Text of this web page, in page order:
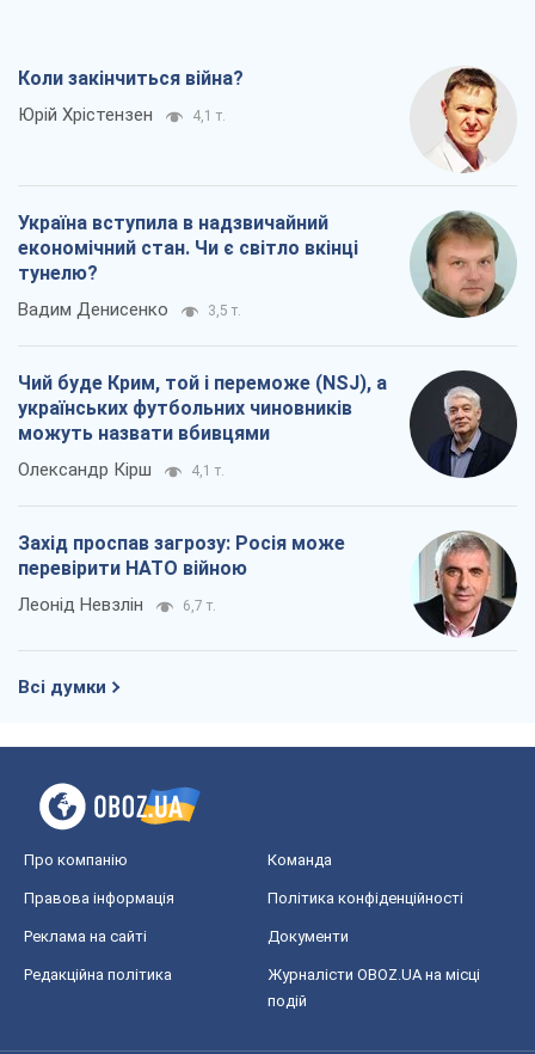
Коли закінчиться війна?
Юрій Хрістензен 4,1 т.
Україна вступила в надзвичайний
економічний стан. Чи є світло вкінці
тунелю?
Вадим Денисенко 3,5 т.
Чий буде Крим, той і переможе (NSJ), а
українських футбольних чиновників
можуть назвати вбивцями
Олександр Кірш 4,1 т.
Захід проспав загрозу: Росія може
перевірити НАТО війною
Леонід Невзлін 6,7 т.
Всі думки
Про компанію Команда
Правова інформація Політика конфіденційності
Реклама на сайті Документи
Редакційна політика
Журналісти OBOZ.UA на місці
подій